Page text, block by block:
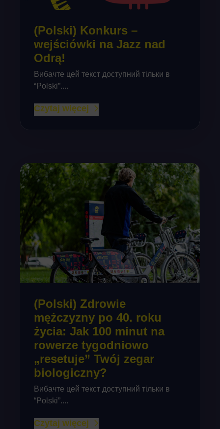
(Polski) Konkurs –
wejściówki na Jazz nad
Odrą!
Вибачте цей текст доступний тільки в
“Polski”....
Czytaj więcej
(Polski) Zdrowie
mężczyzny po 40. roku
życia: Jak 100 minut na
rowerze tygodniowo
„resetuje” Twój zegar
biologiczny?
Вибачте цей текст доступний тільки в
“Polski”....
Czytaj więcej